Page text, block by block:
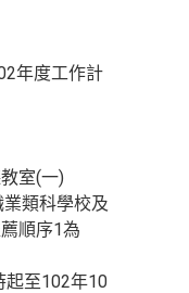
年度工作計
室(一)
類科學校及
順序1為
起至102年10